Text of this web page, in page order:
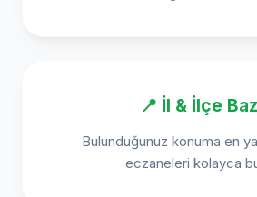
📍 İl & İlçe
Bulunduğunuz konuma en
eczaneleri kolayca